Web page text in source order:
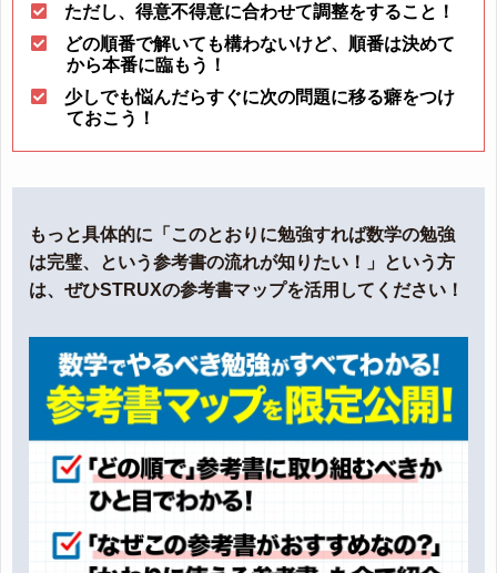
ただし、得意不得意に合わせて調整をすること！
どの順番で解いても構わないけど、順番は決めて
から本番に臨もう！
少しでも悩んだらすぐに次の問題に移る癖をつけ
ておこう！
もっと具体的に「このとおりに勉強すれば数学の勉強
は完璧、という参考書の流れが知りたい！」という方
は、ぜひSTRUXの参考書マップを活用してください！